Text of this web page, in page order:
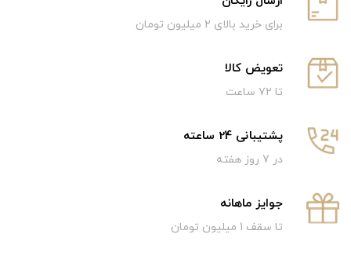
برای خرید بالای ۲ میلیون تومان
تعویض کالا
تا ۷۲ ساعت
پشتیبانی 24 ساعته
در 7 روز هفته
جوایز ماهانه
تا سقف 1 میلیون تومان